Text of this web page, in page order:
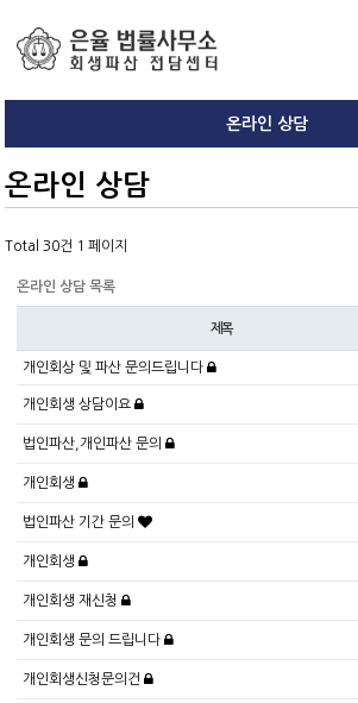
온라인 상담
온라인 상담
Total 30건 1 페이지
온라인 상담 목록
제목
개인회상 및 파산 문의드립니다
개인회생 상담이요
법인파산,개인파산 문의
개인회생
법인파산 기간 문의
개인회생
개인회생 재신청
개인회생 문의 드립니다
개인회생신청문의건